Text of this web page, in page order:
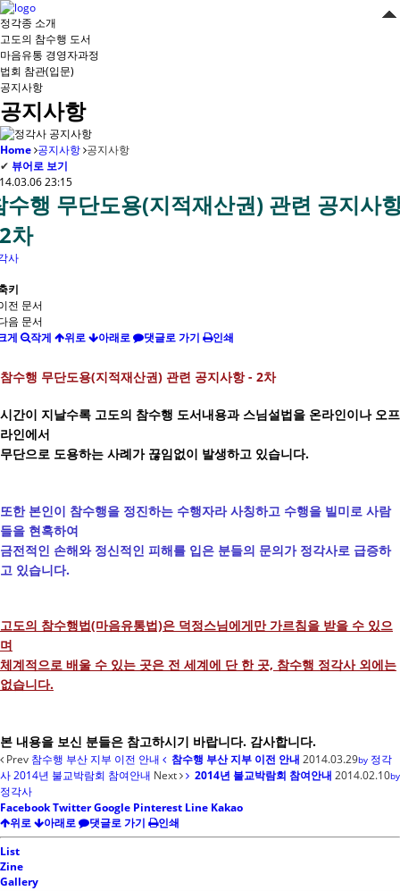
정각종 소개
고도의 참수행 도서
마음유통 경영자과정
법회 참관(입문)
공지사항
공지사항
Home 공지사항 공지사항
✔ 뷰어로 보기
23:15
수행 무단도용(지적재산권) 관련 공지사
차
사
키
전 문서
음 문서
게
작게 위로 아래로 댓글로 가기 인쇄
참수행 무단도용(지적재산권) 관련 공지사항 - 2차
시간이 지날수록 고도의 참수행 도서내용과 스님설법을 온라인이나 오프
라인에서
무단으로 도용하는 사례가 끊임없이 발생하고 있습니다.
또한 본인이 참수행을 정진하는 수행자라 사칭하고 수행을 빌미로 사람
들을 현혹하여
금전적인 손해와 정신적인 피해를 입은 분들의 문의가 정각사로 급증하
고 있습니다.
고도의 참수행법(마음유통법)은 덕정스님에게만 가르침을 받을 수 있으
며
체계적으로 배울 수 있는 곳은 전 세계에 단 한 곳, 참수행 정각사 외에는
없습니다.
본 내용을 보신 분들은 참고하시기 바랍니다. 감사합니다.
Prev 참수행 부산 지부 이전 안내 참수행 부산 지부 이전 안내 2014.03.29by 정각
사2014년 불교박람회 참여안내 Next 2014년 불교박람회 참여안내 2014.02.10by
정각사
FacebookTwitterGoogle Pinterest Line Kakao
위로
아래로 댓글로 가기
인쇄
List
Zine
Gallery